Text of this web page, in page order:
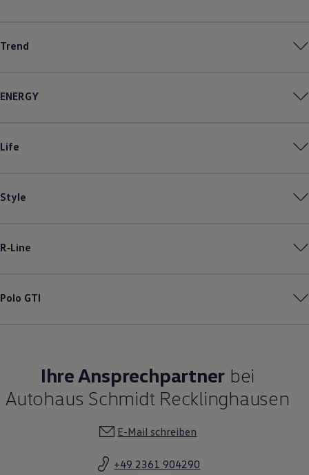
Trend
ENERGY
Life
Style
R‑Line
Polo GTI
Ihre Ansprechpartner bei
Autohaus Schmidt Recklinghausen
E-Mail schreiben
+49 2361 904290